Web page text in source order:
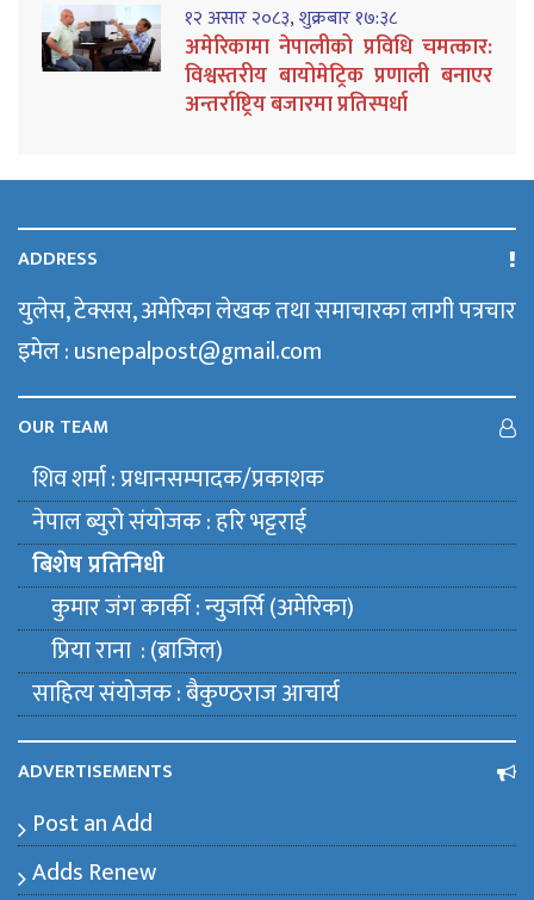
१२ असार २०८३, शुक्रबार १७:३८
अमेरिकामा नेपालीको प्रविधि चमत्कार:
विश्वस्तरीय बायोमेट्रिक प्रणाली बनाएर
अन्तर्राष्ट्रिय बजारमा प्रतिस्पर्धा
ADDRESS
युलेस, टेक्सस, अमेरिका लेखक तथा समाचारका लागी पत्रचार
इमेल : usnepalpost@gmail.com
OUR TEAM
शिव शर्मा : प्रधानसम्पादक/प्रकाशक
नेपाल ब्युराे संयाेजक : हरि भट्टराई
बिशेष प्रतिनिधी
कुमार जंग कार्की : न्युजर्सि (अमेरिका)
प्रिया राना : (ब्राजिल)
साहित्य संयाेजक : बैकुण्ठराज आचार्य
ADVERTISEMENTS
Post an Add
Adds Renew